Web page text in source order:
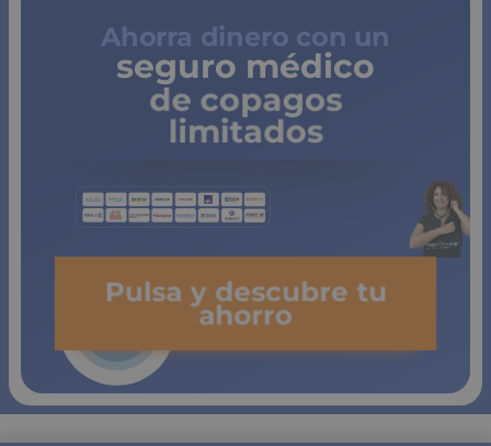
Ahorra dinero con un
seguro médico
de copagos
limitados
Pulsa y descubre tu
ahorro